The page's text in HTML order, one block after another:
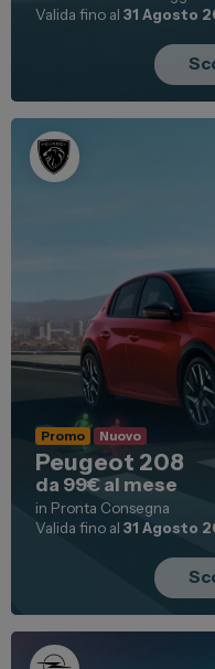
Valida fino al31 Agosto
Promo Nuovo
Peugeot 208
da 99€ al mese
in Pronta Consegna
Valida fino al31 Agosto